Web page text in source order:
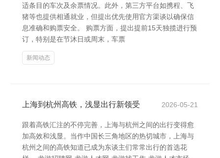
适条目的车次及余票情况。此外，第三方平台如携程、飞
猪等也提供相通就业，但提出优先使用官方渠谈以确保信
息准确和购票安全。 购票方面，提出提前15天独揽进行预
订，特别是在节沐日或周末，车票
新闻动态
上海到杭州高铁，浅显出行新领受 2026-05-21
跟着高铁汇注的不停完善，上海与杭州之间的出行变得愈
加高效和浅显。当作中国长三角地区的热切城市，上海与
杭州之间的高铁知道已成为东谈主们常常出行的首选花